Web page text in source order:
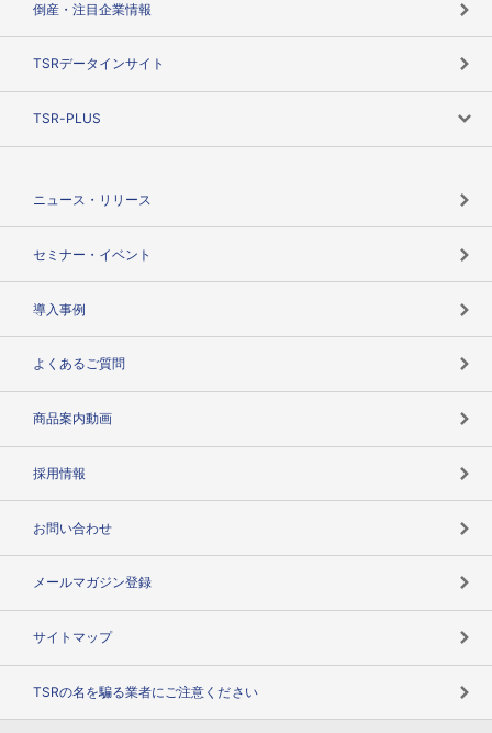
倒産・注目企業情報
TSRデータインサイト
TSR-PLUS
ニュース・リリース
セミナー・イベント
導入事例
よくあるご質問
商品案内動画
採用情報
お問い合わせ
メールマガジン登録
サイトマップ
TSRの名を騙る業者にご注意ください